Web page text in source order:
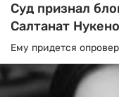
Суд признал
Салтанат
Ему придется